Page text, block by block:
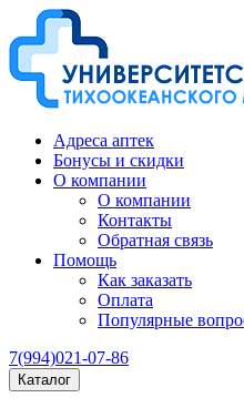
Адреса аптек
Бонусы и скидки
О компании
О компании
Контакты
Обратная связь
Помощь
Как заказать
Оплата
Популярные
7(994)021-07-86
Каталог